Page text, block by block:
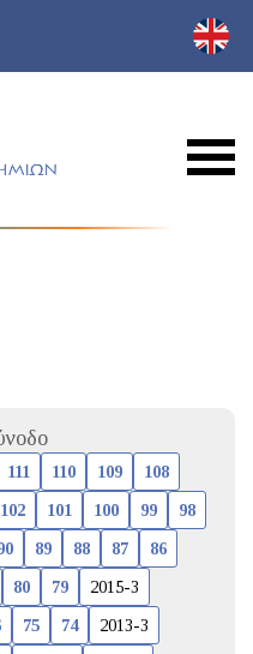
111 110 109
108
102 101 100 99
98
89 88 87
86
80 79
2015-3
75 74
2013-3